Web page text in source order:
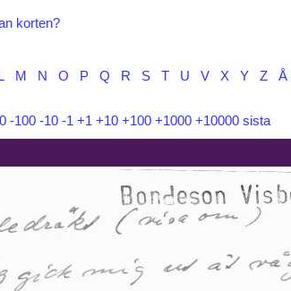
korten?
L M N O P Q R S T U V X Y Z Å
-100 -10 -1 +1 +10 +100 +1000 +10000 sista